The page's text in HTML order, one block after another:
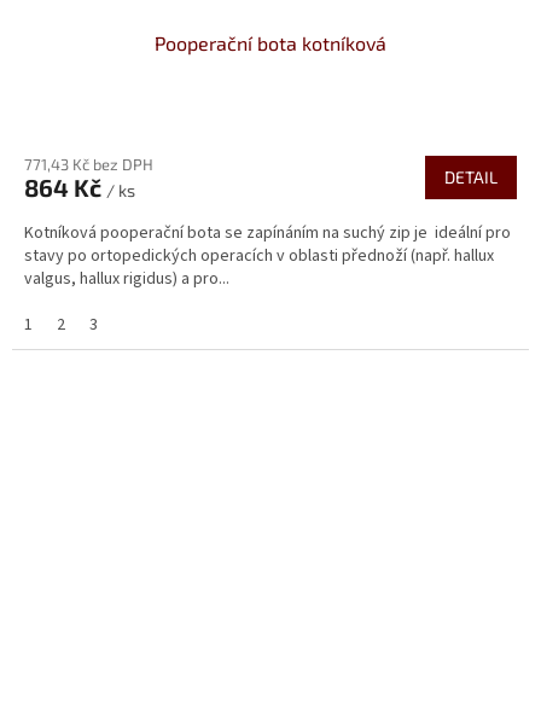
Pooperační bota kotníková
produktu
je
z
5
hvězdiček.
771,43 Kč bez DPH
864 Kč / ks
DETAIL
Kotníková pooperační bota se zapínáním na suchý zip je ideální pro
stavy po ortopedických operacích v oblasti přednoží (např. hallux
valgus, hallux rigidus) a pro...
1
2 3